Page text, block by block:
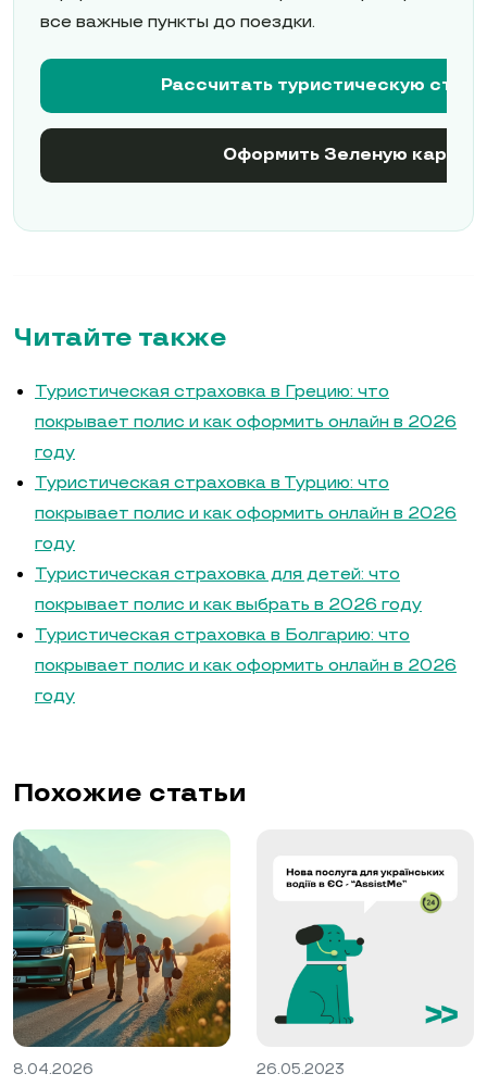
все важные пункты до поездки.
Рассчитать туристическую
Оформить Зеленую карту
Читайте также
Туристическая страховка в Грецию: что
покрывает полис и как оформить онлайн в 2026
году
Туристическая страховка в Турцию: что
покрывает полис и как оформить онлайн в 2026
году
Туристическая страховка для детей: что
покрывает полис и как выбрать в 2026 году
Туристическая страховка в Болгарию: что
покрывает полис и как оформить онлайн в 2026
году
Похожие статьи
8.04.2026 26.05.2023